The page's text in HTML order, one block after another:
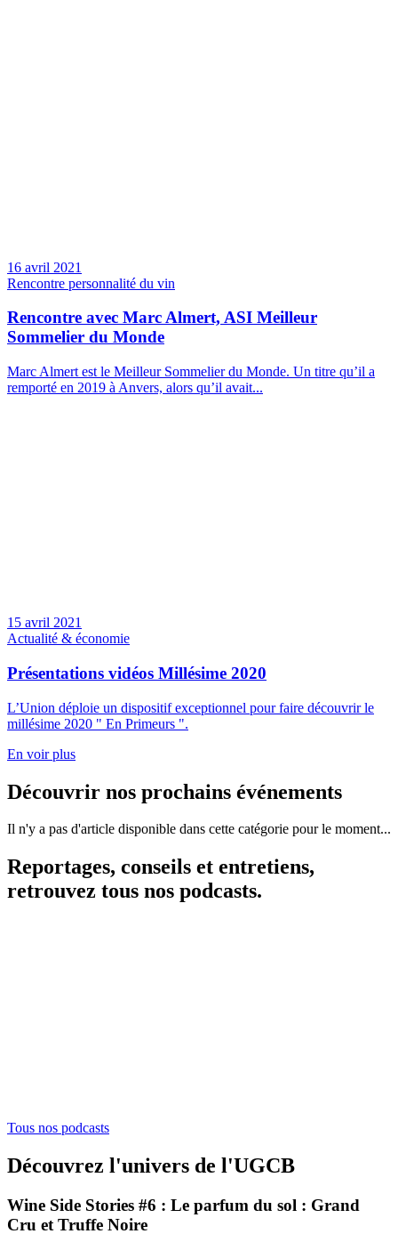
16 avril 2021
Rencontre personnalité du vin
Rencontre avec Marc Almert, ASI Meilleur
Sommelier du Monde
Marc Almert est le Meilleur Sommelier du Monde. Un titre qu’il a
remporté en 2019 à Anvers, alors qu’il avait...
15 avril 2021
Actualité & économie
Présentations vidéos Millésime 2020
L’Union déploie un dispositif exceptionnel pour faire découvrir le
millésime 2020 " En Primeurs ".
En voir plus
Découvrir nos prochains événements
Il n'y a pas d'article disponible dans cette catégorie pour le moment...
Reportages, conseils et entretiens,
retrouvez tous nos podcasts.
Tous nos podcasts
Découvrez l'univers de l'UGCB
Wine Side Stories #6 : Le parfum du sol : Grand
Cru et Truffe Noire